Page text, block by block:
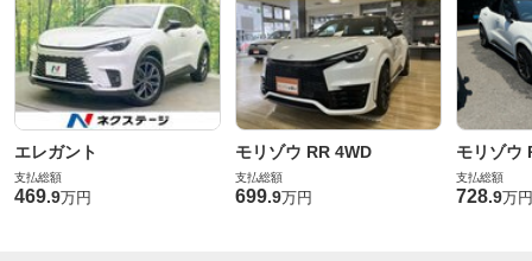
エレガント
支払総額
469.9万円
モリゾウ RR 4WD
支払総額
699.9万円
モリゾウ
支払総額
728.9万円